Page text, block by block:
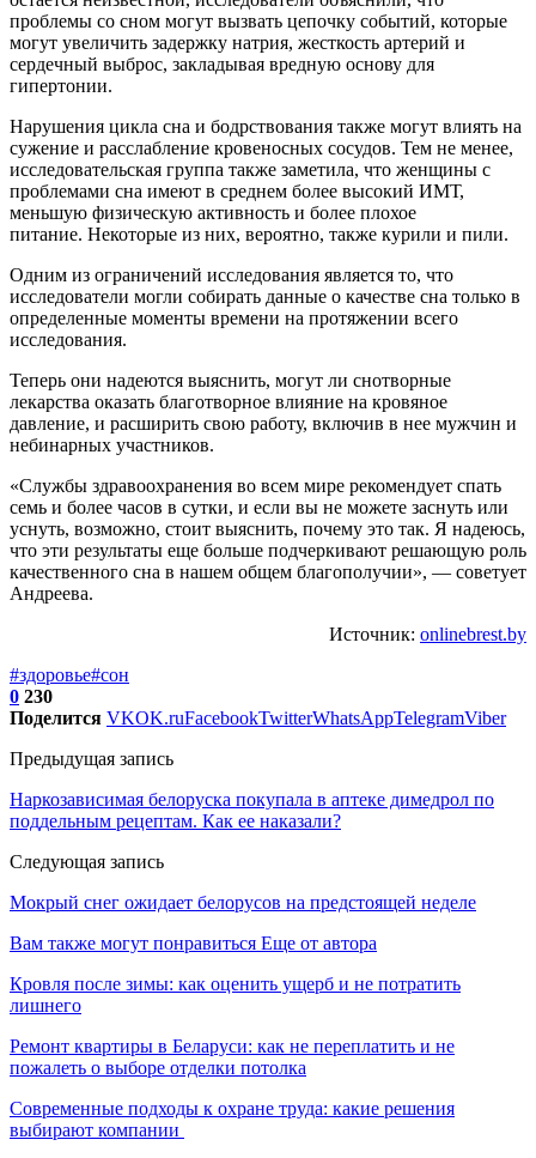
проблемы со сном могут вызвать цепочку событий, которые
могут увеличить задержку натрия, жесткость артерий и
сердечный выброс, закладывая вредную основу для
гипертонии.
Нарушения цикла сна и бодрствования также могут влиять на
сужение и расслабление кровеносных сосудов. Тем не менее,
исследовательская группа также заметила, что женщины с
проблемами сна имеют в среднем более высокий ИМТ,
меньшую физическую активность и более плохое
питание. Некоторые из них, вероятно, также курили и пили.
Одним из ограничений исследования является то, что
исследователи могли собирать данные о качестве сна только в
определенные моменты времени на протяжении всего
исследования.
Теперь они надеются выяснить, могут ли снотворные
лекарства оказать благотворное влияние на кровяное
давление, и расширить свою работу, включив в нее мужчин и
небинарных участников.
«Службы здравоохранения во всем мире рекомендует спать
семь и более часов в сутки, и если вы не можете заснуть или
уснуть, возможно, стоит выяснить, почему это так. Я надеюсь,
что эти результаты еще больше подчеркивают решающую роль
качественного сна в нашем общем благополучии», — советует
Андреева.
Источник: onlinebrest.by
#здоровье#сон
0 230
Поделится VKOK.ruFacebookTwitterWhatsAppTelegramViber
Предыдущая запись
Наркозависимая белоруска покупала в аптеке димедрол по
поддельным рецептам. Как ее наказали?
Следующая запись
Мокрый снег ожидает белорусов на предстоящей неделе
Вам также могут понравиться Еще от автора
Кровля после зимы: как оценить ущерб и не потратить
лишнего
Ремонт квартиры в Беларуси: как не переплатить и не
пожалеть о выборе отделки потолка
Современные подходы к охране труда: какие решения
выбирают компании